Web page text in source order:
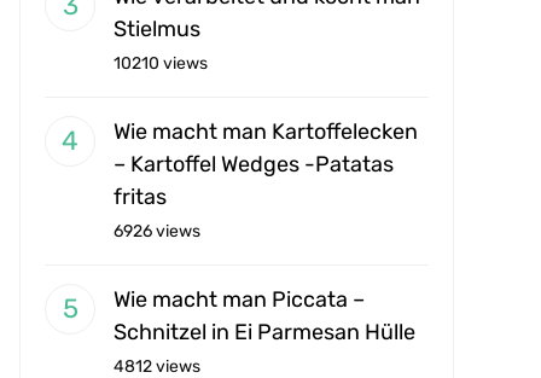
Stielmus
10210 views
Wie macht man Kartoffelecken
– Kartoffel Wedges -Patatas
fritas
6926 views
Wie macht man Piccata –
Schnitzel in Ei Parmesan Hülle
4812 views